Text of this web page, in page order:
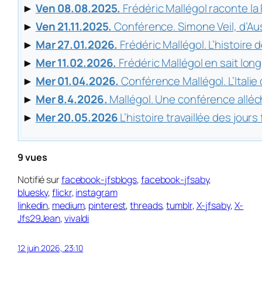
► Ven 08.08.2025. Frédéric Mallégol raconte
► Ven 21.11.2025. Conférence. Simone Veil,
► Mar 27.01.2026. Frédéric Mallégol. L’histoire
► Mer 11.02.2026. Frédéric Mallégol en sait
► Mer 01.04.2026. Conférence Mallégol.
► Mer 8.4.2026. Mallégol. Une conférence
► Mer 20.05.2026L’histoire travaillée des
9 vues
Notifié surfacebook-jfsblogs,facebook-jfsaby,
bluesky,flickr,instagram
linkedin, medium, pinterest,threads,tumblr,X-jfsaby,X-
Jfs29Jean,vivaldi
12 juin 2026, 23:10